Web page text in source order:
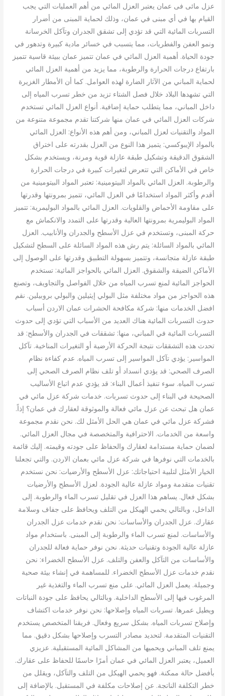
عزل مائى فى عمان يعتبر العزل المائي من أهم العمليات التي يجب
القيام بها في أي مبنى في عمان، وذلك لحماية المبنى من أضرار
التسربات المائية التي قد تؤدي إلى تشقق الجدران وتآكل الخرسانة
ونمو العفن والفطريات، مما يتسبب في خسائر مادية كبيرة وتدهور في
جودة الحياة. أهمية العزل المائي في عمان تتميز عمان ببيئة قاسية تتميز
بارتفاع درجات الحرارة والرطوبة، مما يزيد من أهمية العزل المائي
لحماية المباني من الآثار الضارة لهذه العوامل. كما أن الأمطار الغزيرة
التي تشهدها البلاد خلال فصل الشتاء تزيد من خطر تسرب المياه إلى
داخل المباني، مما يتطلب حماية إضافية. أنواع العزل المائي تستخدم
شركات العزل المائي في عمان منها شركتنا تقدم مجموعة متنوعة من
المواد والتقنيات لعزل المباني، ومن أهم هذه الأنواع: العزل المائي
بالمواد الإيبوكسي: يتميز هذا النوع من العزل بقدرته على اختراق
الشقوق الدقيقة وتشكيل طبقة عازلة قوية ومرنة، ويستخدم بشكل
خاص في الأماكن التي تتعرض لتغيرات كبيرة في درجات الحرارة
والرطوبة. العزل المائي بالمواد البيتومينية: تعتبر المواد البيتومينية من
أقدم وأكثر المواد استخدامًا في العزل المائي، تتميز بمرونتها وقدرتها
على مقاومة الأحماض والقلويات. العزل المائي بالمواد البوليمرية: تتميز
المواد البوليمرية بمرونتها العالية وقدرتها على التمدد والانكماش مع
حركة المبنى، وتستخدم في عزل الأسطح والجدران والأنابيب. العزل
المائي بالمواد السائلة: يتم رش هذه المواد السائلة على السطح لتشكيل
طبقة عازلة متجانسة، وتتميز بسهولة التطبيق وقدرتها على الوصول إلى
الأماكن الضيقة والشقوق. العزل المائي بالحواجز المائية: تستخدم
الحواجز المائية لمنع تسرب المياه من خلال الفواصل والتجاويف، وتصنع
هذه الحواجز من مواد مختلفة مثل البولي إيثيلين والبولي بروبيلين. نقم
افضل الخدمات منها: شركة مكافحة الحشرات عمان الاردن أسباب
حدوث التسربات المائية هناك العديد من الأسباب التي تؤدي إلى حدوث
التسربات المائية في المباني، منها: تشققات في الجدران والأسطح: قد
تحدث هذه التشققات نتيجة الحركة الأرضية أو التغيرات المناخية. تآكل
المواسير: يؤدي تآكل المواسير إلى تسرب المياه. عدم كفاءة نظام
الصرف الصحي: قد يؤدي انسداد أو تلف نظام الصرف الصحي إلى
تسرب المياه. سوء تنفيذ أعمال البناء: قد يؤدي عدم اتباع الأساليب
الصحيحة في البناء إلى حدوث تسربات. خدمات شركة عزل مائي في
عمان هل تبحث عن عزل مائي فعالة والموثوقة لعقارك في عمان؟ إذاً.
فشركة عزل مائي في عمان هي الحل الأمثل لك. نحن نقدم مجموعة
واسعة من الخدمات. الاحترافية والمتخصصة في مجال العزل المائي.
لضمان حماية مستدامة لعقارك والحفاظ على جودته وقيمته. إليك قائمة
بالخدمات التي نوفرها في شركة عزل مائي بعمان الاردن. والتي تجعلنا
الخيار الأمثل لتلبية احتياجاتك: عزل الأسطح والأرضيات: نحن نستخدم
تقنيات متقدمة ومواد عازلة عالية الجودة. لعزل الأسطح والأرضيات
بشكل فعال. يساهم هذا العزل في تقليل تسرب الماء والرطوبة. إلى
الداخل، وبالتالي يحمي الهيكل من التلف ويحافظ على جفاف وسلامة
عقارك. عزل الجدران والأساسات: نحن نقدم خدمات عزل الجدران
والأساسات. لمنع تسرب الماء والرطوبة إلى المبنى. باستخدام مواد
عازلة عالية الجودة وتقنيات حديثة. نحن نوفر حماية فعالة للجدران
والأساسات من التآكل والعفن والتلف. عزل الأسطح الخضراء: نحن
نقدم خدمات عزل الأسطح الخضراء. للمساهمة في إنشاء بيئة صحية
وجميلة. يعمل العزل المائي. على منع تسرب الماء والتغذية غير
المرغوب فيها إلى الأسطح الداخلية. وبالتالي يحافظ على جودة النباتات
ويطيل عمرها. تسربات المياه وإصلاحها: نحن نوفر خدمات اكتشاف
وإصلاح تسربات المياه. بشكل سريع وفعال. فريقنا المتخصص يستخدم
التقنيات المتقدمة. لتحديد مصادر التسرب وإصلاحها بشكل دقيق. مما
يمنع تلف المباني ويحميها من المشاكل المائية المستقبلية. عزيزي
العميل، يعتبر العزل المائي في عمان أمرًا حاسمًا للحفاظ على عقارك.
بأفضل حالة ممكنة. فهو يحمي الهيكل من التلف والتآكل، ويقلل من
خطر التكلفة الناتجة. عن إصلاحات مكلفة في المستقبل. بالإضافة إلى